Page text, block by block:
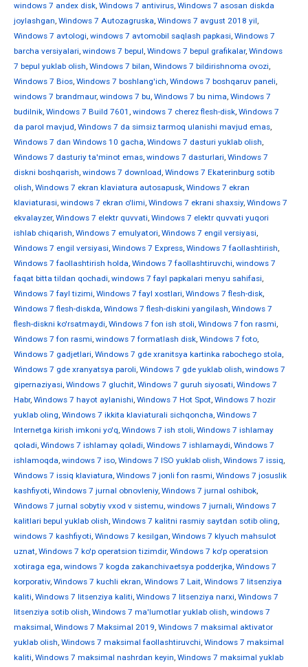
windows 7 andex disk, Windows 7 antivirus, Windows 7 asosan diskda
joylashgan, Windows 7 Autozagruska, Windows 7 avgust 2018 yil,
Windows 7 avtologi, windows 7 avtomobil saqlash papkasi, Windows 7
barcha versiyalari, windows 7 bepul, Windows 7 bepul grafikalar, Windows
7 bepul yuklab olish, Windows 7 bilan, Windows 7 bildirishnoma ovozi,
Windows 7 Bios, Windows 7 boshlang'ich, Windows 7 boshqaruv paneli,
windows 7 brandmaur, windows 7 bu, Windows 7 bu nima, Windows 7
budilnik, Windows 7 Build 7601 , windows 7 cherez flesh-disk, Windows 7
da parol mavjud, Windows 7 da simsiz tarmoq ulanishi mavjud emas,
Windows 7 dan Windows 10 gacha, Windows 7 dasturi yuklab olish,
Windows 7 dasturiy ta'minot emas, windows 7 dasturlari, Windows 7
diskni boshqarish, windows 7 download, Windows 7 Ekaterinburg sotib
olish, Windows 7 ekran klaviatura autosapusk, Windows 7 ekran
klaviaturasi, windows 7 ekran o'limi, Windows 7 ekrani shaxsiy, Windows 7
ekvalayzer, Windows 7 elektr quvvati, Windows 7 elektr quvvati yuqori
ishlab chiqarish, Windows 7 emulyatori, Windows 7 engil versiyasi,
Windows 7 engil versiyasi, Windows 7 Express, Windows 7 faollashtirish,
Windows 7 faollashtirish holda, Windows 7 faollashtiruvchi, windows 7
faqat bitta tildan qochadi, windows 7 fayl papkalari menyu sahifasi,
Windows 7 fayl tizimi, Windows 7 fayl xostlari, Windows 7 flesh-disk,
Windows 7 flesh-diskda, Windows 7 flesh-diskini yangilash, Windows 7
flesh-diskni ko'rsatmaydi, Windows 7 fon ish stoli, Windows 7 fon rasmi,
Windows 7 fon rasmi, windows 7 formatlash disk, Windows 7 foto,
Windows 7 gadjetlari, Windows 7 gde xranitsya kartinka rabochego stola,
Windows 7 gde xranyatsya paroli, Windows 7 gde yuklab olish, windows 7
gipernaziyasi, Windows 7 gluchit, Windows 7 guruh siyosati, Windows 7
Habr, Windows 7 hayot aylanishi, Windows 7 Hot Spot, Windows 7 hozir
yuklab oling, Windows 7 ikkita klaviaturali sichqoncha, Windows 7
Internetga kirish imkoni yo'q, Windows 7 ish stoli, Windows 7 ishlamay
qoladi, Windows 7 ishlamay qoladi, Windows 7 ishlamaydi, Windows 7
ishlamoqda, windows 7 iso, Windows 7 ISO yuklab olish, Windows 7 issiq,
Windows 7 issiq klaviatura, Windows 7 jonli fon rasmi, Windows 7 josuslik
kashfiyoti, Windows 7 jurnal obnovleniy, Windows 7 jurnal oshibok,
Windows 7 jurnal sobytiy vxod v sistemu, windows 7 jurnali, Windows 7
kalitlari bepul yuklab olish, Windows 7 kalitni rasmiy saytdan sotib oling,
windows 7 kashfiyoti, Windows 7 kesilgan, Windows 7 klyuch mahsulot
uznat, Windows 7 ko'p operatsion tizimdir, Windows 7 ko'p operatsion
xotiraga ega, windows 7 kogda zakanchivaetsya podderjka, Windows 7
korporativ, Windows 7 kuchli ekran, Windows 7 Lait, Windows 7 litsenziya
kaliti, Windows 7 litsenziya kaliti, Windows 7 litsenziya narxi, Windows 7
litsenziya sotib olish, Windows 7 ma'lumotlar yuklab olish, windows 7
maksimal, Windows 7 Maksimal 2019, Windows 7 maksimal aktivator
yuklab olish, Windows 7 maksimal faollashtiruvchi, Windows 7 maksimal
kaliti, Windows 7 maksimal nashrdan keyin, Windows 7 maksimal yuklab